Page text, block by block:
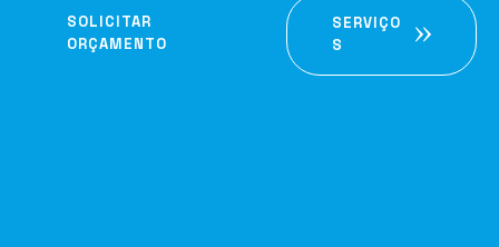
SOLICITAR
ORÇAMENTO
SERVIÇO
S